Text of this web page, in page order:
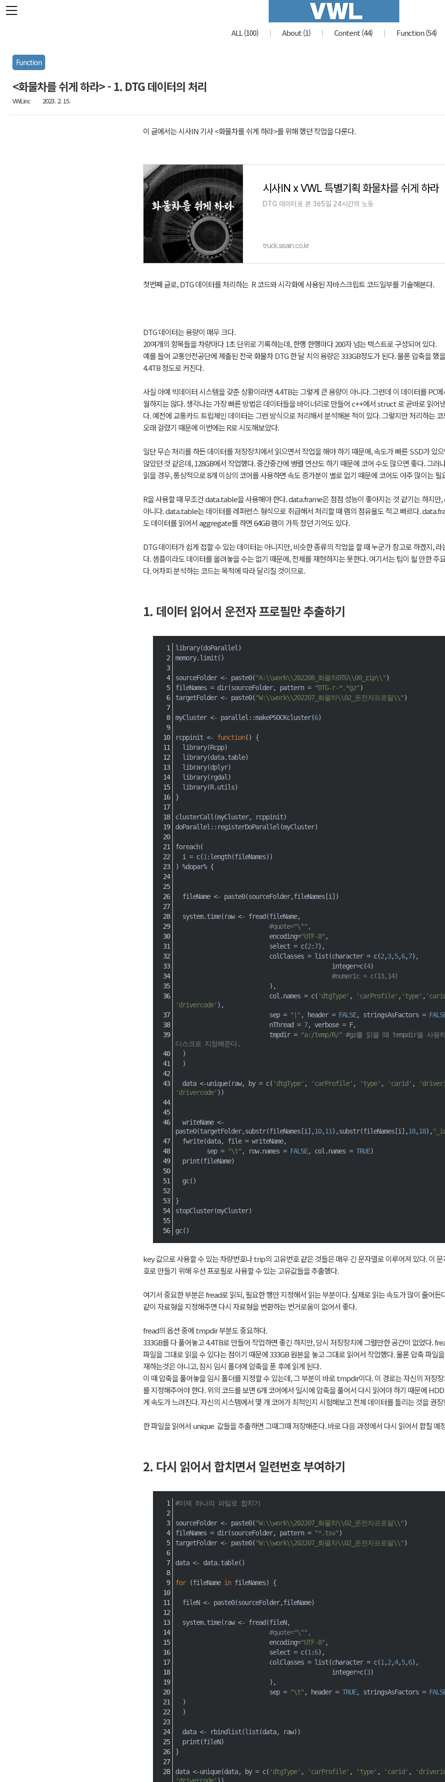
본문 바로가기
ALL(100) About(1) Content(44) Function(54)
Function
<화물차를 쉬게 하라> - 1. DTG 데이터의 처리
VWLinc 2023. 2. 15.
이 글에서는 시사IN 기사 <화물차를 쉬게 하라>를 위해 했던 작업을 다룬다.
시사IN x VWL 특별기획 화물차를 쉬게 하라
DTG 데이터로 본 365일 24시간의 노동
truck.sisain.co.kr
첫번째 글로, DTG 데이터를 처리하는 R 코드와 시각화에 사용된 자바스크립트 코드일부를 기술해본다.
DTG 데이터는 용량이 매우 크다.
20여개의 항목들을 차량마다 1초 단위로 기록하는데, 한행 한행마다 200자 넘는 텍스트로 구성되어 있다.
예를 들어 교통안전공단에 제출된 전국 화물차 DTG 한 달 치의 용량은 333GB정도가 된다. 물론 압축을 했
4.4TB 정도로 커진다.
사실 아예 빅데이터 시스템을 갖춘 상황이라면 4.4TB는 그렇게 큰 용량이 아니다. 그런데 이 데이터를 PC
월하지는 않다. 생각나는 가장 빠른 방법은 데이터들을 바이너리로 만들어 c++에서 struct 로 곧바로 읽어
다. 예전에 교통카드 트립체인 데이터는 그런 방식으로 처리해서 분석해본 적이 있다. 그렇지만 처리하는
오래 걸렸기 때문에 이번에는 R로 시도해보았다.
일단 무슨 처리를 하든 데이터를 저장장치에서 읽으면서 작업을 해야 하기 때문에, 속도가 빠른 SSD가 있
않았던 것 같은데, 128GB에서 작업했다. 중간중간에 병렬 연산도 하기 때문에 코어 수도 많으면 좋다. 그러
읽을 경우, 통상적으로 8개 이상의 코어를 사용하면 속도 증가분이 별로 없기 때문에 코어도 아주 많이는 필
R을 사용할 때 무조건 data.table을 사용해야 한다. data.frame은 점점 성능이 좋아지는 것 같기는 하지
아니다. data.table는 데이터를 레퍼런스 형식으로 취급해서 처리할 때 램의 점유율도 적고 빠르다.
도 데이터를 읽어서 aggregate를 하면 64GB 램이 가득 찼던 기억도 있다.
DTG 데이터가 쉽게 접할 수 있는 데이터는 아니지만, 비슷한 종류의 작업을 할 때 누군가 참고로 하겠지,
다. 샘플이라도 데이터를 올려놓을 수는 없기 때문에, 전체를 재현하지는 못한다. 여기서는 팁이 될 만한 주
다. 어차피 분석하는 코드는 목적에 따라 달리질 것이므로.
1. 데이터 읽어서 운전자 프로필만 추출하기
library(doParallel)
memory.limit()
sourceFolder <- paste0("A:\\work\\202208_화물차DTG\\00_zip\\")
fileNames = dir(sourceFolder, pattern = "DTG-r-*.*gz")
targetFolder <- paste0("W:\\work\\202207_화물차\\02_운전자프로필\\")
myCluster <- parallel::makePSOCKcluster(6)
rcppinit <- function() {
  library
(Rcpp)
  library
(data.table)
  library
(dplyr)
  library
(rgdal)
  library
(R.utils)
}
clusterCall(myCluster, rcppinit)
doParallel:: registerDoParallel(myCluster)
foreach(
  i
= c(1:length(fileNames))
) %dopar% {
  fileName
<- paste0(sourceFolder,fileNames [i] )
  system.time
(raw <- fread (fileName,
#quote="\"",
                           encoding
="UTF-8" ,
                           select
= c(2:7) ,
                           colClasses
= list(character = c(2,3,5,6,7) ,
                                             integer
=c(4)
#numeric = c(13,14)
) ,
                           col.names
= c( 'dtgType' , 'carProfile' , 'type' ,
'drivercode' ) ,
                           sep
= "|" , header = FALSE, stringsAsFactors =
                           nThread
= 7, verbose = F,
                           tmpdir
= "a:/temp/R/" #gz를 읽을 때 tempdir을 사용
디스크로 지정해준다.
)
)
  data
<-unique(raw, by = c( 'dtgType' , 'carProfile' , 'type' , 'carid' ,
'drivercode' ))
  writeName
<-
paste0(targetFolder,substr(fileNames [i] ,10,11) ,substr(fileNames [i] ,18,18) ,
  fwrite
(data, file = writeName,
         sep
= "\t" , row.names = FALSE, col.names = TRUE)
  print
(fileName)
  gc
()
}
stopCluster(myCluster)
gc()
key 값으로 사용할 수 있는 차량번호나 trip의 고유번호 같은 것들은 매우 긴 문자열로 이루어져 있다. 이
호로 만들기 위해 우선 프로필로 사용할 수 있는 고유값들을 추출했다.
여기서 중요한 부분은 fread로 읽되, 필요한 행만 지정해서 읽는 부분이다. 실제로 읽는 속도가 많이 줄어든
같이 자료형을 지정해주면 다시 자료형을 변환하는 번거로움이 없어서 좋다.
fread의 옵션 중에 tmpdir 부분도 중요하다.
333GB를 다 풀어놓고 4.4TB로 만들어 작업하면 좋긴 하지만, 당시 저장장치에 그럴만한 공간이 없었다.
파일을 그대로 읽을 수 있다는 점이기 때문에 333GB 원본을 놓고 그대로 읽어서 작업했다. 물론 압축 파일
재하는것은 아니고, 잠시 임시 폴더에 압축을 푼 후에 읽게 된다.
이 때 압축을 풀어놓을 임시 폴더를 지정할 수 있는데, 그 부분이 바로 tmpdir이다. 이 경로는 자신의 저장
를 지정해주어야 한다. 위의 코드를 보면 6개 코어에서 일시에 압축을 풀어서 다시 읽어야 하기 때문에
게 속도가 느려진다. 자신의 시스템에서 몇 개 코어가 최적인지 시험해보고 전체 데이터를 돌리는 것을 권장
한 파일을 읽어서 unique 값들을 추출하면 그때그때 저장해준다. 바로 다음 과정에서 다시 읽어서 합칠 예
2. 다시 읽어서 합치면서 일련번호 부여하기
#이제 하나의 파일로 합치기
sourceFolder <- paste0("W:\\work\\202207_화물차\\02_운전자프로필\\")
fileNames = dir(sourceFolder, pattern = "*.tsv")
targetFolder <- paste0("W:\\work\\202207_화물차\\02_운전자프로필\\")
data <- data.table()
for (fileName in fileNames) {
  fileN
<- paste0(sourceFolder,fileName)
  system.time
(raw <- fread (fileN,
#quote="\"",
                           encoding
="UTF-8" ,
                           select
= c(1 :6) ,
                           colClasses
= list(character = c(1 ,2,4,5,6) ,
                                             integer
=c(3)
) ,
                           sep
= "\t" , header = TRUE, stringsAsFactors =
)
)
  data
<- rbindlist(list(data, raw))
  print
(fileN)
}
data <-unique(data, by = c( 'dtgType' , 'carProfile' , 'type' , 'carid' ,